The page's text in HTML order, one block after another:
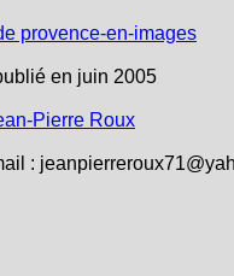
provence-en-images
en juin 2005
Pierre Roux
: